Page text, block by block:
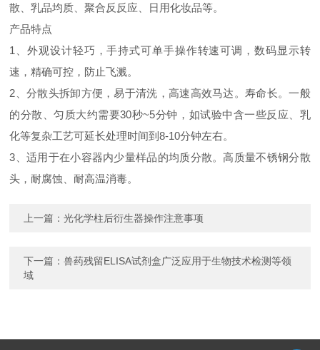
散、乳品均质、聚合反反应、日用化妆品等。
产品特点
1、外观设计轻巧，手持式可单手操作转速可调，数码显示转
速，精确可控，防止飞溅。
2、分散头拆卸方便，易于清洗，高速高效马达。寿命长。一般
的分散、匀质大约需要30秒~5分钟，如试验中含一些反应、乳
化等复杂工艺可延长处理时间到8-10分钟左右。
3、适用于在小容器内少量样品的均质分散。高质量不锈钢分散
头，耐腐蚀、耐高温消毒。
上一篇：光化学柱后衍生器操作注意事项
下一篇：兽药残留ELISA试剂盒广泛应用于生物技术检测等领
域